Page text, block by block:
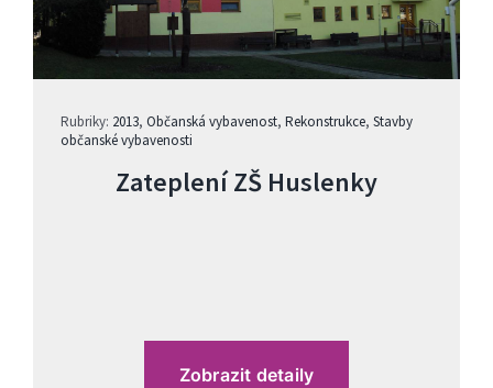
Rubriky: 2013, Občanská vybavenost, Rekonstrukce, Stavby
občanské vybavenosti
Zateplení ZŠ Huslenky
Zobrazit detaily